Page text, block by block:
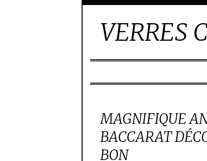
VERRES
MAGNIFIQUE
BACCARAT
BON